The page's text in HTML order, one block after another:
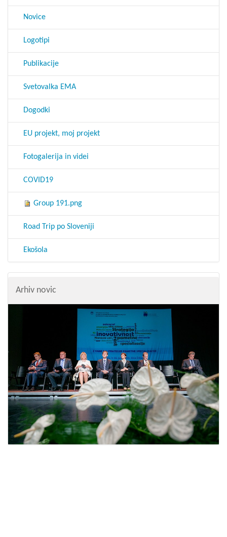
Novice
Logotipi
Publikacije
Svetovalka EMA
Dogodki
EU projekt, moj projekt
Fotogalerija in videi
COVID19
Group 191.png
Road Trip po Sloveniji
Ekošola
Arhiv novic